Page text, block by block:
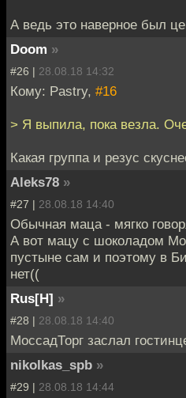
А ведь это наверное был
Doom »
#26 | 28.08.18 14:32
Кому: Pastry, #16
> Я выпила, пока везла.
Какая группа и резус
Aleks78 »
#27 | 28.08.18 14:40
Обычная маца - мягко
А вот мацу с шоколадом
пустыне сам и поэтому в
нет((
Rus[H] »
#28 | 28.08.18 14:40
МоссадТорг заслал
nikolkas_spb »
#29 | 28.08.18 14:44